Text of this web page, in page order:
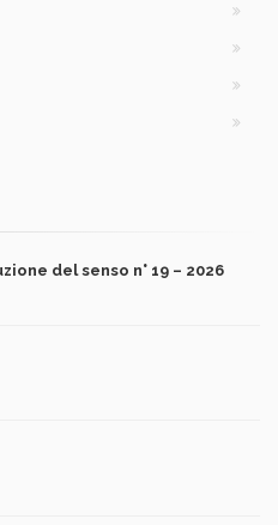
del senso n° 19 – 2026